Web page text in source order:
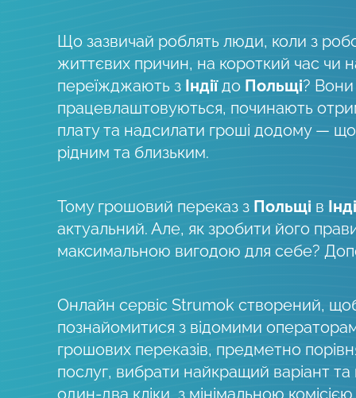
Що зазвичай роблять люди, коли з
життєвих причин, на короткий час чи
переїжджають з Індіїдо Польщі?
працевлаштовуються, починають
плату та надсилати гроші додому —
рідним та близьким.
Тому грошовий переказ з Польщі в
актуальний. Але, як зробити його
максимальною вигодою для себе?
Онлайн сервіс Strumok створений,
познайомитися з відомими
грошових переказів, предметно
послуг, вибрати найкращий варіант
один-два кліки, з мінімальною